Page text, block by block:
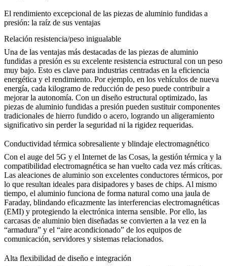
El rendimiento excepcional de las piezas de aluminio fundidas a
presión: la raíz de sus ventajas
Relación resistencia/peso inigualable
Una de las ventajas más destacadas de las piezas de aluminio
fundidas a presión es su excelente resistencia estructural con un peso
muy bajo. Esto es clave para industrias centradas en la eficiencia
energética y el rendimiento. Por ejemplo, en los vehículos de nueva
energía, cada kilogramo de reducción de peso puede contribuir a
mejorar la autonomía. Con un diseño estructural optimizado, las
piezas de aluminio fundidas a presión pueden sustituir componentes
tradicionales de hierro fundido o acero, logrando un aligeramiento
significativo sin perder la seguridad ni la rigidez requeridas.
Conductividad térmica sobresaliente y blindaje electromagnético
Con el auge del 5G y el Internet de las Cosas, la gestión térmica y la
compatibilidad electromagnética se han vuelto cada vez más críticas.
Las aleaciones de aluminio son excelentes conductores térmicos, por
lo que resultan ideales para disipadores y bases de chips. Al mismo
tiempo, el aluminio funciona de forma natural como una jaula de
Faraday, blindando eficazmente las interferencias electromagnéticas
(EMI) y protegiendo la electrónica interna sensible. Por ello, las
carcasas de aluminio bien diseñadas se convierten a la vez en la
“armadura” y el “aire acondicionado” de los equipos de
comunicación, servidores y sistemas relacionados.
Alta flexibilidad de diseño e integración